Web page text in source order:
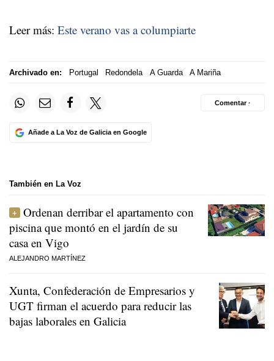
Leer más: Este verano vas a columpiarte
Archivado en: Portugal Redondela A Guarda A Mariña
Añade a La Voz de Galicia en Google
Comentar ·
También en La Voz
Ordenan derribar el apartamento con
piscina que montó en el jardín de su
casa en Vigo
ALEJANDRO MARTÍNEZ
Xunta, Confederación de Empresarios y
UGT firman el acuerdo para reducir las
bajas laborales en Galicia